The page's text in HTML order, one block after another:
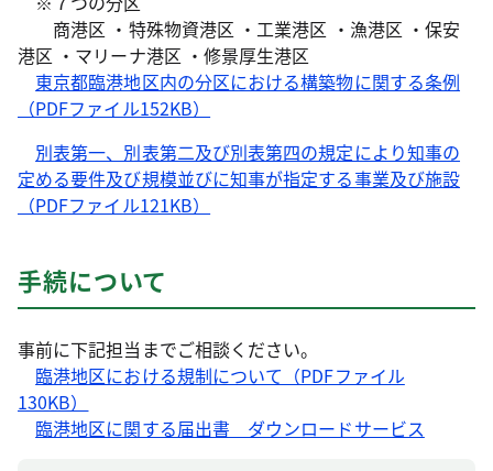
商港区 ・特殊物資港区 ・工業港区 ・漁港区 ・保安
港区 ・マリーナ港区 ・修景厚生港区
東京都臨港地区内の分区における構築物に関する条例
（PDFファイル152KB）
別表第一、別表第二及び別表第四の規定により知事の
定める要件及び規模並びに知事が指定する事業及び施設
（PDFファイル121KB）
手続について
事前に下記担当までご相談ください。
臨港地区における規制について（PDFファイル
130KB）
臨港地区に関する届出書 ダウンロードサービス